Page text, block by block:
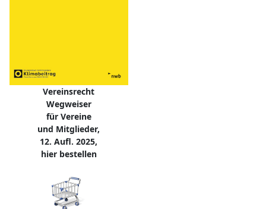
Vereinsrecht
Wegweiser
für Vereine
und Mitglieder,
12. Aufl. 2025,
hier bestellen